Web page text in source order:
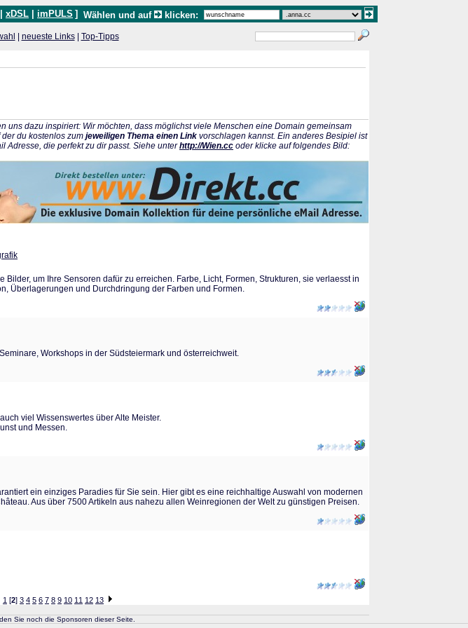
xDSL imPULS ] Wählen und auf klicken:
neueste Links| Top-Tipps
uns dazu inspiriert: Wir möchten, dass möglichst viele Menschen eine Domain gemeinsam
du kostenlos zum jeweiligen Thema einen Link vorschlagen kannst. Ein anderes Besipiel ist
Adresse, die perfekt zu dir passt. Siehe unterhttp://Wien.cc oder klicke auf folgendes Bild:
um Ihre Sensoren dafür zu erreichen. Farbe, Licht, Formen, Strukturen, sie verlaesst in
Überlagerungen und Durchdringung der Farben und Formen.
Workshops in der Südsteiermark und österreichweit.
viel Wissenswertes über Alte Meister.
und Messen.
ein einziges Paradies für Sie sein. Hier gibt es eine reichhaltige Auswahl von modernen
Aus über 7500 Artikeln aus nahezu allen Weinregionen der Welt zu günstigen Preisen.
1 [2] 3 4 5 6 7 8 9 10 11 12 13
Sie noch die Sponsoren dieser Seite.